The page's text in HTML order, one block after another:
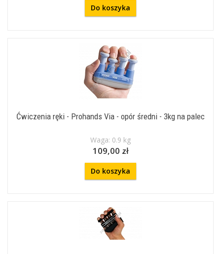
Do koszyka
Ćwiczenia ręki - Prohands Via - opór średni - 3kg na palec
Waga: 0.9 kg
109,00 zł
Do koszyka